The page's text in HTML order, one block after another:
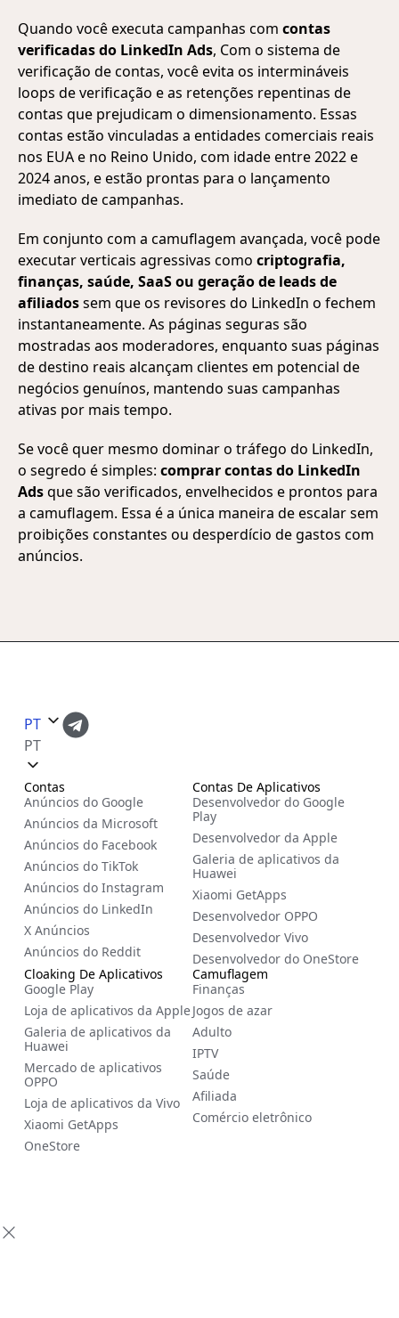
Quando você executa campanhas com contas
verificadas do LinkedIn Ads, Com o sistema de
verificação de contas, você evita os intermináveis
loops de verificação e as retenções repentinas de
contas que prejudicam o dimensionamento. Essas
contas estão vinculadas a entidades comerciais reais
nos EUA e no Reino Unido, com idade entre 2022 e
2024 anos, e estão prontas para o lançamento
imediato de campanhas.
Em conjunto com a camuflagem avançada, você pode
executar verticais agressivas como criptografia,
finanças, saúde, SaaS ou geração de leads de
afiliadossem que os revisores do LinkedIn o fechem
instantaneamente. As páginas seguras são
mostradas aos moderadores, enquanto suas páginas
de destino reais alcançam clientes em potencial de
negócios genuínos, mantendo suas campanhas
ativas por mais tempo.
Se você quer mesmo dominar o tráfego do LinkedIn,
o segredo é simples: comprar contas do LinkedIn
Adsque são verificados, envelhecidos e prontos para
a camuflagem. Essa é a única maneira de escalar sem
proibições constantes ou desperdício de gastos com
anúncios.
PT
PT
Contas
Anúncios do Google
Anúncios da Microsoft
Anúncios do Facebook
Anúncios do TikTok
Anúncios do Instagram
Anúncios do LinkedIn
X Anúncios
Anúncios do Reddit
Camuflagem
Finanças
Jogos de azar
Adulto
IPTV
Saúde
Afiliada
Comércio eletrônico
Contas De Aplicativos
Desenvolvedor do Google
Play
Desenvolvedor da Apple
Galeria de aplicativos da
Huawei
Xiaomi GetApps
Desenvolvedor OPPO
Desenvolvedor Vivo
Desenvolvedor do OneStore
Cloaking De Aplicativos
Google Play
Loja de aplicativos da Apple
Galeria de aplicativos da
Huawei
Mercado de aplicativos
OPPO
Loja de aplicativos da Vivo
Xiaomi GetApps
OneStore